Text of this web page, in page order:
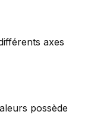
axes
possède